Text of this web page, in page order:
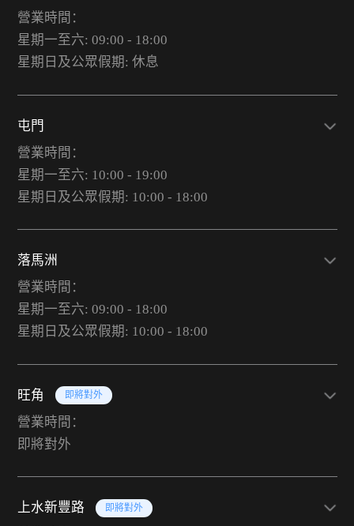
營業時間：
星期一至六: 09:00 - 18:00
星期日及公眾假期: 休息
屯門
營業時間：
星期一至六: 10:00 - 19:00
星期日及公眾假期: 10:00 - 18:00
落馬洲
營業時間：
星期一至六: 09:00 - 18:00
星期日及公眾假期: 10:00 - 18:00
旺角 即將對外
營業時間：
即將對外
上水新豐路 即將對外